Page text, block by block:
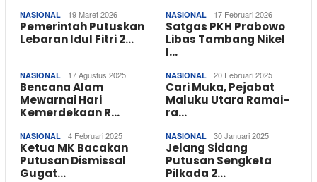
NASIONAL 19 Maret 2026
Pemerintah Putuskan
Lebaran Idul Fitri 2…
NASIONAL 17 Februari 2026
Satgas PKH Prabowo
Libas Tambang Nikel
I…
NASIONAL 17 Agustus 2025
Bencana Alam
Mewarnai Hari
Kemerdekaan R…
NASIONAL 20 Februari 2025
Cari Muka, Pejabat
Maluku Utara Ramai-
ra…
NASIONAL 4 Februari 2025
Ketua MK Bacakan
Putusan Dismissal
Gugat…
NASIONAL 30 Januari 2025
Jelang Sidang
Putusan Sengketa
Pilkada 2…